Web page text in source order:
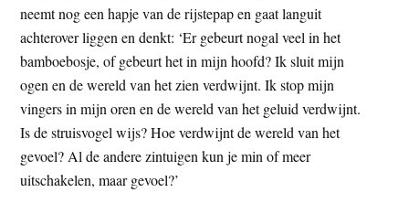
neemt nog een hapje van de rijstepap en gaat languit
achterover liggen en denkt: ‘Er gebeurt nogal veel in het
bamboebosje, of gebeurt het in mijn hoofd? Ik sluit mijn
ogen en de wereld van het zien verdwijnt. Ik stop mijn
vingers in mijn oren en de wereld van het geluid verdwijnt.
Is de struisvogel wijs? Hoe verdwijnt de wereld van het
gevoel? Al de andere zintuigen kun je min of meer
uitschakelen, maar gevoel?’